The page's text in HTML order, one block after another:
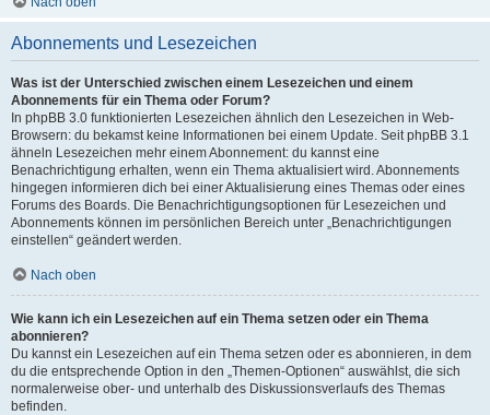
Abonnements und Lesezeichen
Was ist der Unterschied zwischen einem Lesezeichen und einem
Abonnements für ein Thema oder Forum?
In phpBB 3.0 funktionierten Lesezeichen ähnlich den Lesezeichen in Web-
Browsern: du bekamst keine Informationen bei einem Update. Seit phpBB 3.1
ähneln Lesezeichen mehr einem Abonnement: du kannst eine
Benachrichtigung erhalten, wenn ein Thema aktualisiert wird. Abonnements
hingegen informieren dich bei einer Aktualisierung eines Themas oder eines
Forums des Boards. Die Benachrichtigungsoptionen für Lesezeichen und
Abonnements können im persönlichen Bereich unter „Benachrichtigungen
einstellen“ geändert werden.
Nach oben
Wie kann ich ein Lesezeichen auf ein Thema setzen oder ein Thema
abonnieren?
Du kannst ein Lesezeichen auf ein Thema setzen oder es abonnieren, in dem
du die entsprechende Option in den „Themen-Optionen“ auswählst, die sich
normalerweise ober- und unterhalb des Diskussionsverlaufs des Themas
befinden.